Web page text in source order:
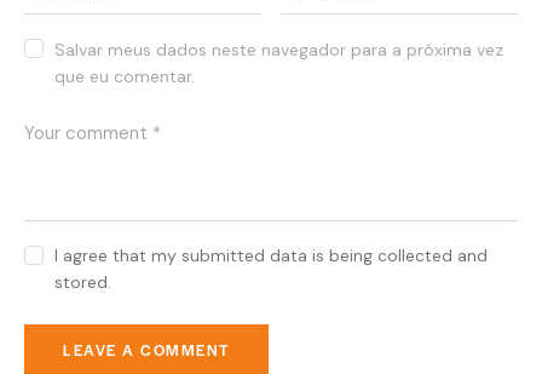
Salvar meus dados neste navegador para a próxima vez
que eu comentar.
I agree that my submitted data is being collected and
stored.